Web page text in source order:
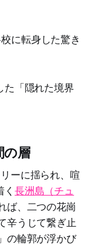
に転身した驚き
た「隠れた境界
の層
ーに揺られ、喧
長洲島（チュ
ば、二つの花崗
辛うじて繋ぎ止
の輪郭が浮かび